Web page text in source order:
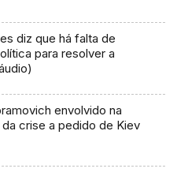
diz que há falta de
para resolver a
envolvido na
crise a pedido de Kiev